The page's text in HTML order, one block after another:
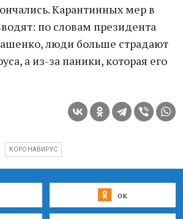
Карантинных мер в
по словам президента
люди больше страдают
а из-за паники, которая его
КОРОНАВИРУС
ок